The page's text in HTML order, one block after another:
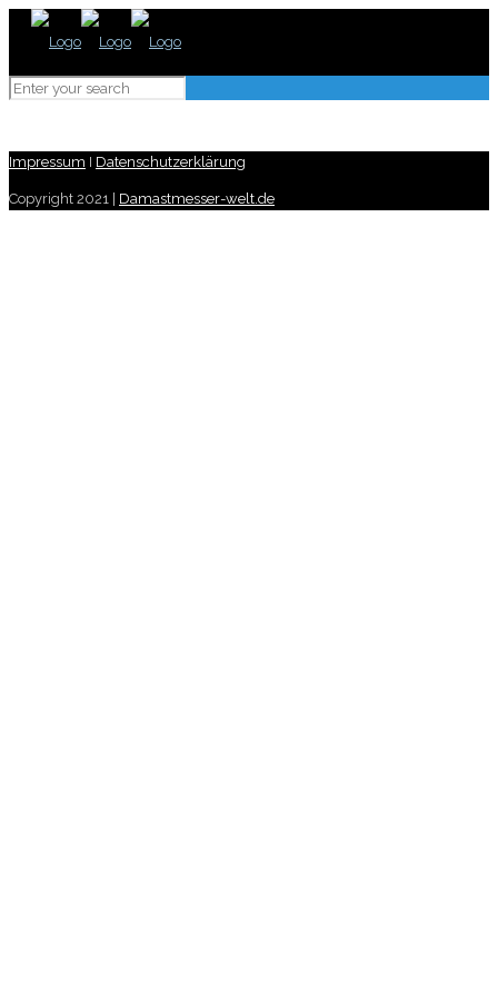
Impressum I Datenschutzerklärung
Copyright 2021 | Damastmesser-welt.de